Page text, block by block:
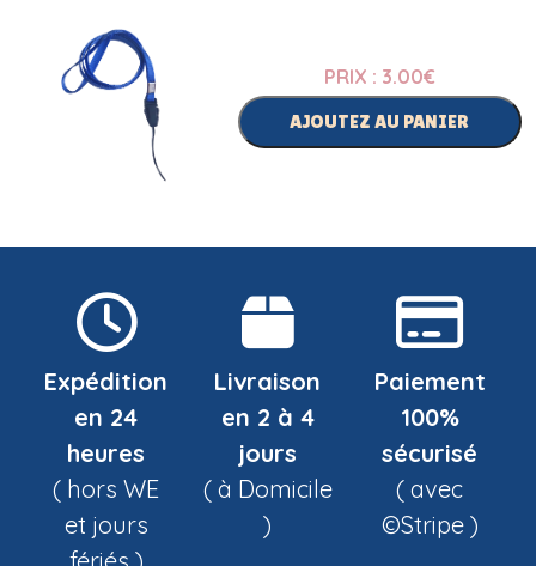
PRIX : 3.00€
AJOUTEZ AU PANIER
Expédition
en 24
heures
( hors WE
et jours
Livraison
en 2 à 4
jours
( à Domicile
)
Paiement
100%
sécurisé
( avec
©Stripe )